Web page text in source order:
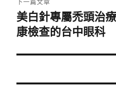
下
一
文
美白針專屬禿頭治
康檢查的台中眼科